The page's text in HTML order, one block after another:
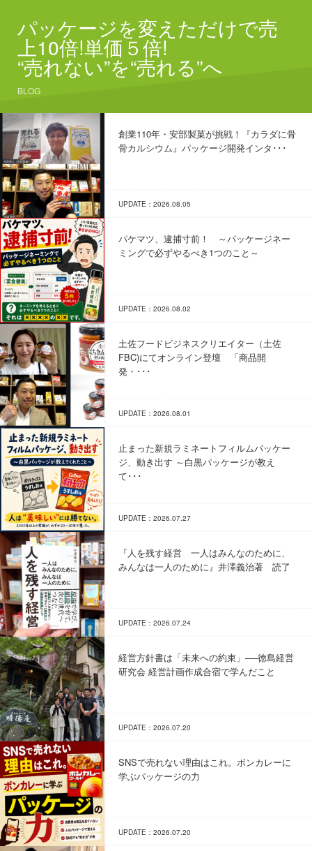
パッケージを変えただけで売
上10倍!単価５倍!
“売れない”を“売れる”へ
BLOG
創業110年・安部製菓が挑戦！『カラダに骨
骨カルシウム』パッケージ開発インタ･･･
UPDATE：2026.08.05
パケマツ、逮捕寸前！ ～パッケージネー
ミングで必ずやるべき1つのこと～
UPDATE：2026.08.02
土佐フードビジネスクリエイター（土佐
FBC)にてオンライン登壇 「商品開
発・･･･
UPDATE：2026.08.01
止まった新規ラミネートフィルムパッケー
ジ、動き出す ～白黒パッケージが教え
て･･･
UPDATE：2026.07.27
『人を残す経営 一人はみんなのために、
みんなは一人のために』井澤義治著 読了
UPDATE：2026.07.24
経営方針書は「未来への約束」──徳島経営
研究会 経営計画作成合宿で学んだこと
UPDATE：2026.07.20
SNSで売れない理由はこれ。ボンカレーに
学ぶパッケージの力
UPDATE：2026.07.20